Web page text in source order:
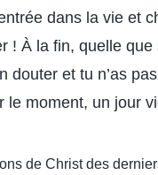
dans la vie et
! À la fin, quelle
et tu n’as
moment, un jour
de Christ des